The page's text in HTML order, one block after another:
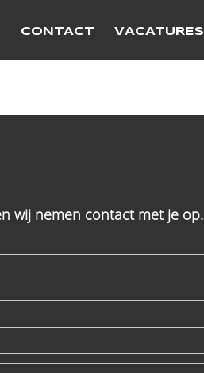
CONTACT VACATURES
wij nemen contact met je op.